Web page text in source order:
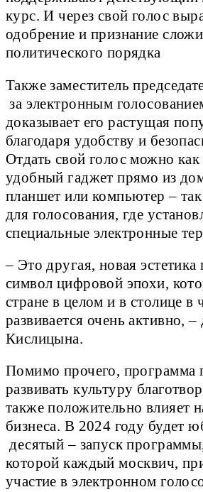
курс. И через свой голос
одобрение и признание
политического порядка
Также заместитель
за электронным
доказывает его растущая
благодаря удобству и
Отдать свой голос можно
удобный гаджет прямо из
планшет или компьютер – так
для голосования, где
специальные электронные
– Это другая, новая эстетика
символ цифровой эпохи,
стране в целом и в столице в
развивается очень активно,
Кислицына.
Помимо прочего, программа
развивать культуру
также положительно влияет
бизнеса. В 2024 году будет
десятый – запуск
которой каждый москвич,
участие в электронном